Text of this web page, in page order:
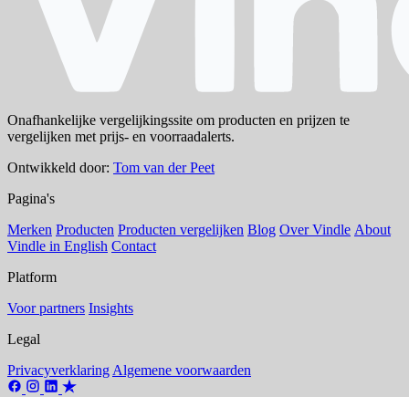
Onafhankelijke vergelijkingssite om producten en prijzen te
vergelijken met prijs- en voorraadalerts.
Ontwikkeld door: Tom van der Peet
Pagina's
Merken Producten Producten vergelijken Blog Over Vindle About
Vindle in English Contact
Platform
Voor partners Insights
Legal
Privacyverklaring Algemene voorwaarden